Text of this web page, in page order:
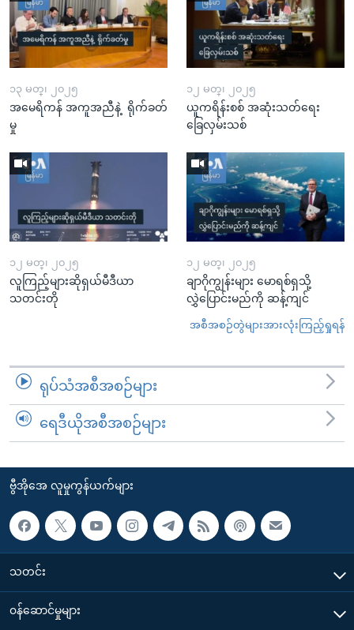
၁၃ မတ္၊ ၂၀၂၅
အမေရိကန် အကူအညီနဲ့ ရိုက်ခတ်
မှု
၁၂ မတ္၊ ၂၀၂၅
ယူကရိန်းစစ် အဆုံးသတ်ရေး
ခြေလှမ်းသစ်
၁၂ မတ္၊ ၂၀၂၅
လူကြည့်များဆိုရှယ်မီဒီယာ
သတင်းတို
၁၂ မတ္၊ ၂၀၂၅
ချာဂိုကျွန်းများ မောရစ်ရှသို့
လွှဲပြောင်းမည်ကို ဆန့်ကျင်
အစီအစဉ်တွဲများအားလုံးကြည့်ရှုရန်
ရုပ်သံအစီအစဉ်များ
ရေဒီယိုအစီအစဉ်များ
ဗွီအိုအေ လူမှုကွန်ယက်များ
သတင်း
၀န်ဆောင်မှုများ